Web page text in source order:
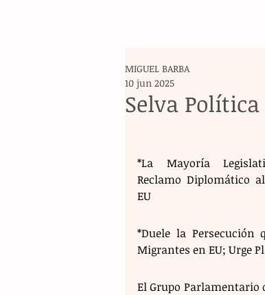
Selva Política
MIGUEL BARBA
10 jun 2025
*La Mayoría
Reclamo Diplomático
EU
*Duele la Persecución
Migrantes en EU; Urge
El Grupo Parlamentario